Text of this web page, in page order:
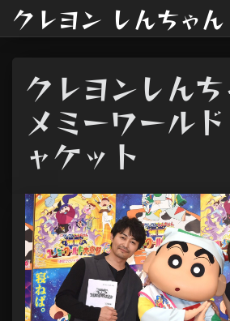
クレヨン しんちゃ
クレヨンしん
メミーワール
ャケット